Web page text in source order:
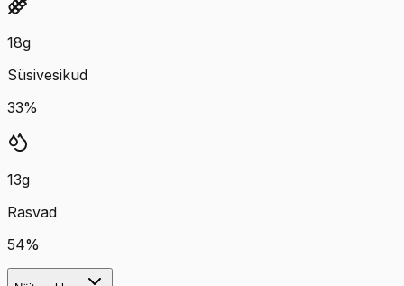
18g
Süsivesikud
33%
13g
Rasvad
54%